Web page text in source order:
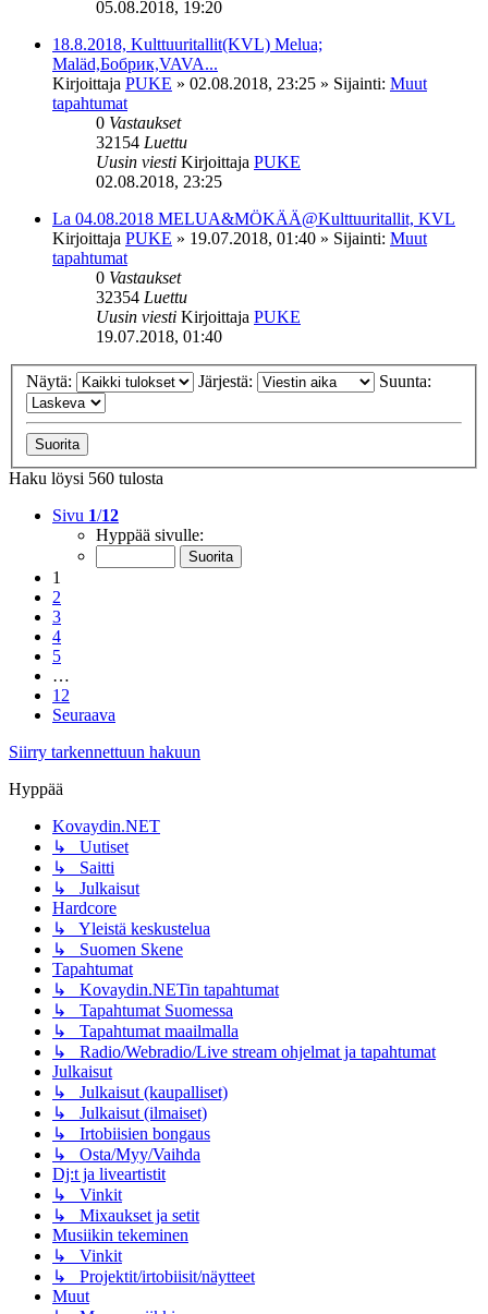
05.08.2018, 19:20
18.8.2018, Kulttuuritallit(KVL) Melua;
Maläd,Бобрик,VAVA...
Kirjoittaja PUKE » 02.08.2018, 23:25 » Sijainti: Muut
tapahtumat
0 Vastaukset
32154 Luettu
Uusin viesti Kirjoittaja PUKE
02.08.2018, 23:25
La 04.08.2018 MELUA&MÖKÄÄ@Kulttuuritallit, KVL
Kirjoittaja PUKE » 19.07.2018, 01:40 » Sijainti: Muut
tapahtumat
0 Vastaukset
32354 Luettu
Uusin viesti Kirjoittaja PUKE
19.07.2018, 01:40
Näytä: Järjestä: Suunta:
Haku löysi 560 tulosta
Sivu 1/12
Hyppää sivulle:
1
2
3
4
5
…
12
Seuraava
Siirry tarkennettuun hakuun
Hyppää
Kovaydin.NET
↳ Uutiset
↳ Saitti
↳ Julkaisut
Hardcore
↳ Yleistä keskustelua
↳ Suomen Skene
Tapahtumat
↳ Kovaydin.NETin tapahtumat
↳ Tapahtumat Suomessa
↳ Tapahtumat maailmalla
↳ Radio/Webradio/Live stream ohjelmat ja tapahtumat
Julkaisut
↳ Julkaisut (kaupalliset)
↳ Julkaisut (ilmaiset)
↳ Irtobiisien bongaus
↳ Osta/Myy/Vaihda
Dj:t ja liveartistit
↳ Vinkit
↳ Mixaukset ja setit
Musiikin tekeminen
↳ Vinkit
↳ Projektit/irtobiisit/näytteet
Muut